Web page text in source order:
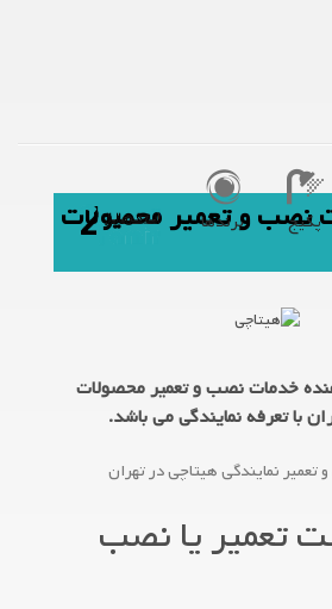
پکیج برندها
نصب و تعمیر محصولات
دهنده خدمات نصب و تعمیر محصولات
با تعرفه نمایندگی می باشد.
نمایندگی هیتاچی در تهران
تعمیر یا نصب